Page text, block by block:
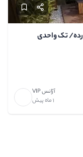
آژانس VIP
1 ماه پیش